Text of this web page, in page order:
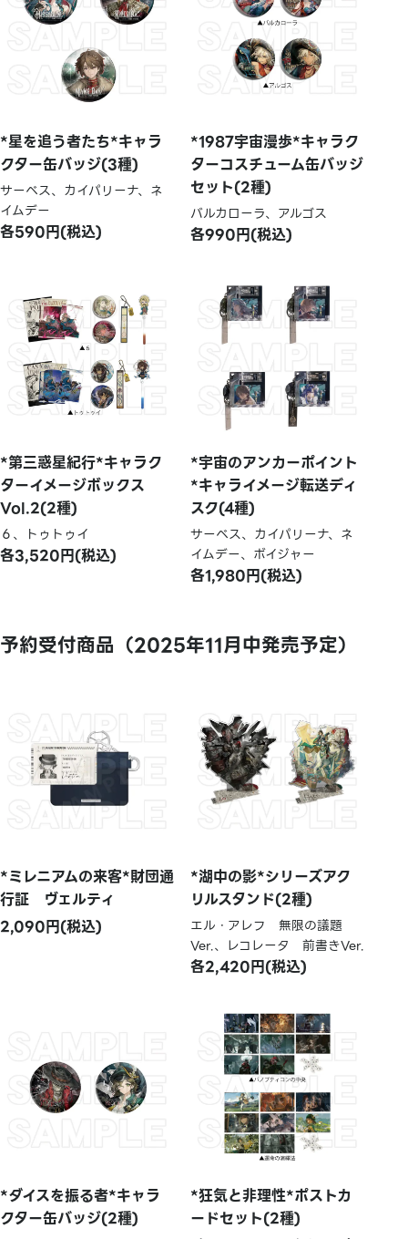
*星を追う者たち*キャラ
クター缶バッジ(3種)
サーベス、カイパリーナ、ネ
イムデー
各590円(税込)
*1987宇宙漫歩*キャラク
ターコスチューム缶バッジ
セット(2種)
バルカローラ、アルゴス
各990円(税込)
*第三惑星紀行*キャラク
ターイメージボックス
Vol.2(2種)
６、トゥトゥイ
各3,520円(税込)
*宇宙のアンカーポイント
*キャライメージ転送ディ
スク(4種)
サーベス、カイパリーナ、ネ
イムデー、ボイジャー
各1,980円(税込)
予約受付商品（2025年11月中発売予定）
*ミレニアムの来客*財団通
行証 ヴェルティ
2,090円(税込)
*湖中の影*シリーズアク
リルスタンド(2種)
エル・アレフ 無限の議題
Ver.、レコレータ 前書きVer.
各2,420円(税込)
*ダイスを振る者*キャラ
クター缶バッジ(2種)
*狂気と非理性*ポストカ
ードセット(2種)